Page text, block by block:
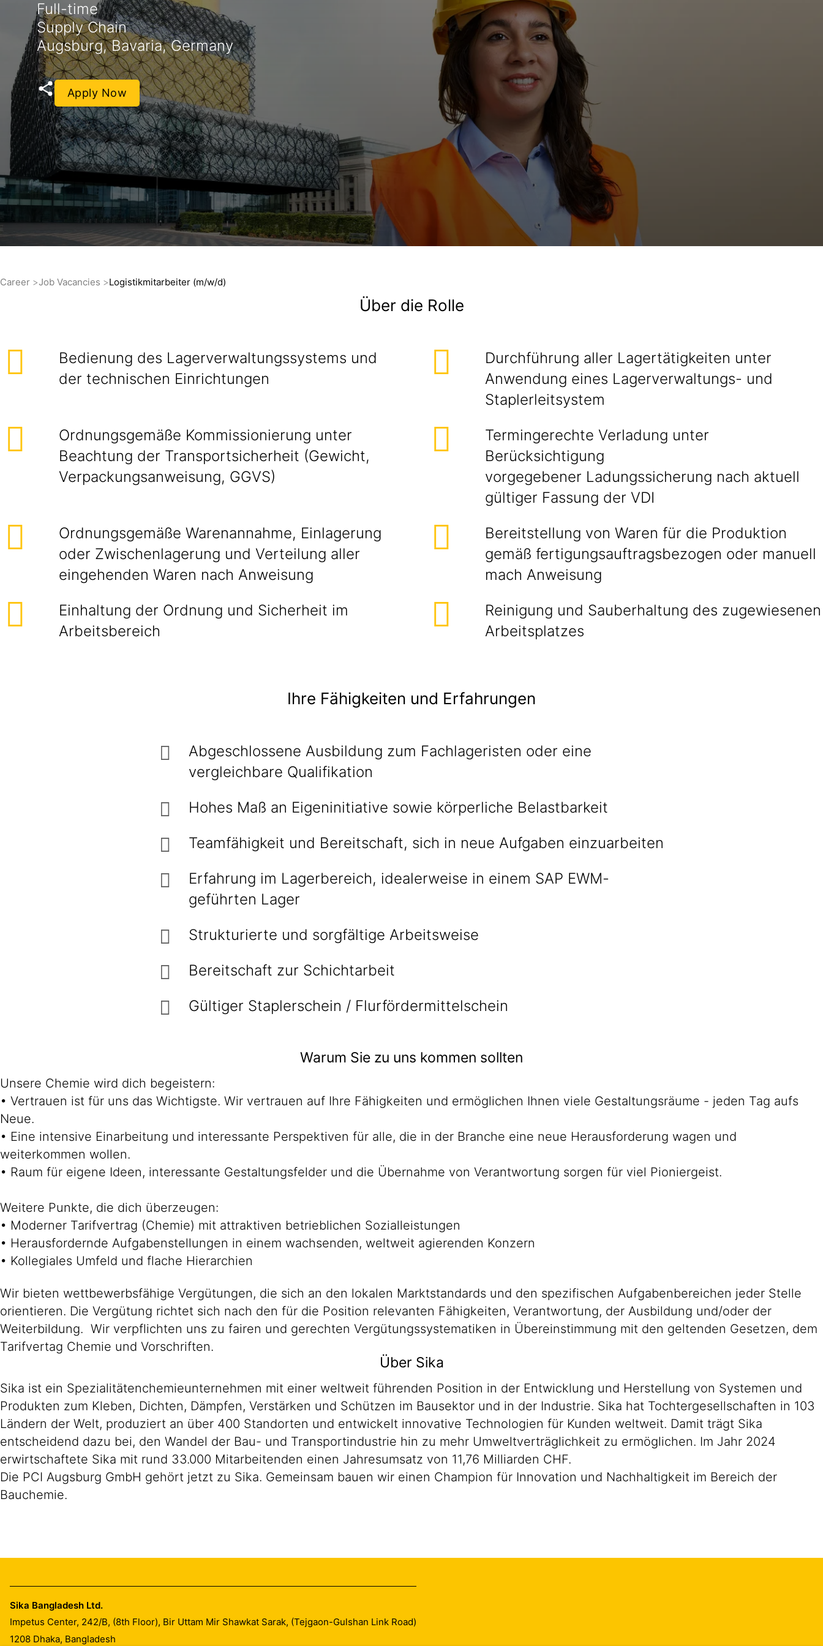
Full-time
Supply Chain
Augsburg, Bavaria, Germany
Apply Now
Career Job Vacancies Logistikmitarbeiter (m/w/d)
Über die Rolle
Bedienung des Lagerverwaltungssystems und
der technischen Einrichtungen
Durchführung aller Lagertätigkeiten unter
Anwendung eines Lagerverwaltungs- und
Staplerleitsystem
Ordnungsgemäße Kommissionierung unter
Beachtung der Transportsicherheit (Gewicht,
Verpackungsanweisung, GGVS)
Termingerechte Verladung unter
Berücksichtigung
vorgegebener Ladungssicherung nach aktuell
gültiger Fassung der VDI
Ordnungsgemäße Warenannahme, Einlagerung
oder Zwischenlagerung und Verteilung aller
eingehenden Waren nach Anweisung
Bereitstellung von Waren für die Produktion
gemäß fertigungsauftragsbezogen oder manuell
mach Anweisung
Einhaltung der Ordnung und Sicherheit im
Arbeitsbereich
Reinigung und Sauberhaltung des zugewiesenen
Arbeitsplatzes
Ihre Fähigkeiten und Erfahrungen
Abgeschlossene Ausbildung zum Fachlageristen oder eine
vergleichbare Qualifikation
Hohes Maß an Eigeninitiative sowie körperliche Belastbarkeit
Teamfähigkeit und Bereitschaft, sich in neue Aufgaben einzuarbeiten
Erfahrung im Lagerbereich, idealerweise in einem SAP EWM-
geführten Lager
Strukturierte und sorgfältige Arbeitsweise
Bereitschaft zur Schichtarbeit
Gültiger Staplerschein / Flurfördermittelschein
Warum Sie zu uns kommen sollten
Unsere Chemie wird dich begeistern:
• Vertrauen ist für uns das Wichtigste. Wir vertrauen auf Ihre Fähigkeiten und ermöglichen Ihnen viele Gestaltungsräume - jeden Tag aufs
Neue.
• Eine intensive Einarbeitung und interessante Perspektiven für alle, die in der Branche eine neue Herausforderung wagen und
weiterkommen wollen.
• Raum für eigene Ideen, interessante Gestaltungsfelder und die Übernahme von Verantwortung sorgen für viel Pioniergeist.
Weitere Punkte, die dich überzeugen:
• Moderner Tarifvertrag (Chemie) mit attraktiven betrieblichen Sozialleistungen
• Herausfordernde Aufgabenstellungen in einem wachsenden, weltweit agierenden Konzern
• Kollegiales Umfeld und flache Hierarchien
Wir bieten wettbewerbsfähige Vergütungen, die sich an den lokalen Marktstandards und den spezifischen Aufgabenbereichen jeder Stelle
orientieren. Die Vergütung richtet sich nach den für die Position relevanten Fähigkeiten, Verantwortung, der Ausbildung und/oder der
Weiterbildung. Wir verpflichten uns zu fairen und gerechten Vergütungssystematiken in Übereinstimmung mit den geltenden Gesetzen, dem
Tarifvertag Chemie und Vorschriften.
Über Sika
Sika ist ein Spezialitätenchemieunternehmen mit einer weltweit führenden Position in der Entwicklung und Herstellung von Systemen und
Produkten zum Kleben, Dichten, Dämpfen, Verstärken und Schützen im Bausektor und in der Industrie. Sika hat Tochtergesellschaften in 103
Ländern der Welt, produziert an über 400 Standorten und entwickelt innovative Technologien für Kunden weltweit. Damit trägt Sika
entscheidend dazu bei, den Wandel der Bau- und Transportindustrie hin zu mehr Umweltverträglichkeit zu ermöglichen. Im Jahr 2024
erwirtschaftete Sika mit rund 33.000 Mitarbeitenden einen Jahresumsatz von 11,76 Milliarden CHF.
Die PCI Augsburg GmbH gehört jetzt zu Sika. Gemeinsam bauen wir einen Champion für Innovation und Nachhaltigkeit im Bereich der
Bauchemie.
Sika Bangladesh Ltd.
Impetus Center, 242/B, (8th Floor), Bir Uttam Mir Shawkat Sarak, (Tejgaon-Gulshan Link Road)
1208 Dhaka, Bangladesh